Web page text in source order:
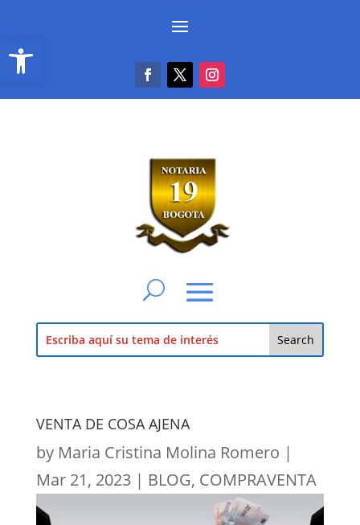
Abrir barra de herramientas
VENTA DE COSA AJENA
by Maria Cristina Molina Romero |
Mar 21, 2023| BLOG, COMPRAVENTA